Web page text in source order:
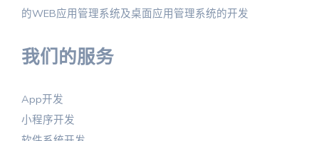
的WEB应用管理系统及桌面应用管理系统的开发
我们的服务
App开发
小程序开发